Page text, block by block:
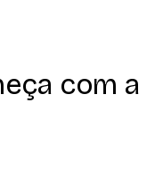
com a